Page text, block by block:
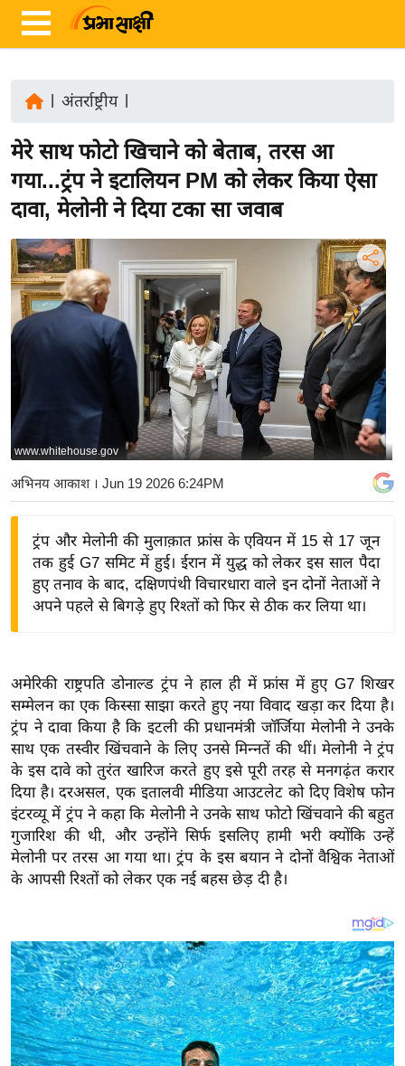
ज़ा
ख
र
रा
ष्ट्री
य
अं
ष्ट्री
य
बि
ज़
ने
द्यो
त
वि
शे
ष
ज्ञ
रा
य
ब
ज
ल
क्रि
के
ट
I
अंतर्राष्ट्रीय|
मेरे साथ फोटो खिचाने को बेताब, तरस आ
गया...ट्रंप ने इटालियन PM को लेकर किया ऐसा
दावा, मेलोनी ने दिया टका सा जवाब
www.whitehouse.gov
अभिनय आकाश। Jun 19 2026 6:24PM
ट्रंप और मेलोनी की मुलाक़ात फ्रांस के एवियन में 15 से 17 जून
तक हुई G7 समिट में हुई। ईरान में युद्ध को लेकर इस साल पैदा
हुए तनाव के बाद, दक्षिणपंथी विचारधारा वाले इन दोनों नेताओं ने
अपने पहले से बिगड़े हुए रिश्तों को फिर से ठीक कर लिया था।
अमेरिकी राष्ट्रपति डोनाल्ड ट्रंप ने हाल ही में फ्रांस में हुए G7 शिखर
सम्मेलन का एक किस्सा साझा करते हुए नया विवाद खड़ा कर दिया है।
ट्रंप ने दावा किया है कि इटली की प्रधानमंत्री जॉर्जिया मेलोनी ने उनके
साथ एक तस्वीर खिंचवाने के लिए उनसे मिन्नतें की थीं। मेलोनी ने ट्रंप
के इस दावे को तुरंत खारिज करते हुए इसे पूरी तरह से मनगढ़ंत करार
दिया है। दरअसल, एक इतालवी मीडिया आउटलेट को दिए विशेष फोन
इंटरव्यू में ट्रंप ने कहा कि मेलोनी ने उनके साथ फोटो खिंचवाने की बहुत
गुजारिश की थी, और उन्होंने सिर्फ इसलिए हामी भरी क्योंकि उन्हें
मेलोनी पर तरस आ गया था। ट्रंप के इस बयान ने दोनों वैश्विक नेताओं
के आपसी रिश्तों को लेकर एक नई बहस छेड़ दी है।